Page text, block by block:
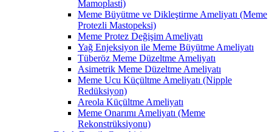
Mamoplasti)
Meme Büyütme ve Dikleştirme Ameliyatı (Meme
Protezli Mastopeksi)
Meme Protez Değişim Ameliyatı
Yağ Enjeksiyon ile Meme Büyütme Ameliyatı
Tüberöz Meme Düzeltme Ameliyatı
Asimetrik Meme Düzeltme Ameliyatı
Meme Ucu Küçültme Ameliyatı (Nipple
Redüksiyon)
Areola Küçültme Ameliyatı
Meme Onarımı Ameliyatı (Meme
Rekonstrüksiyonu)